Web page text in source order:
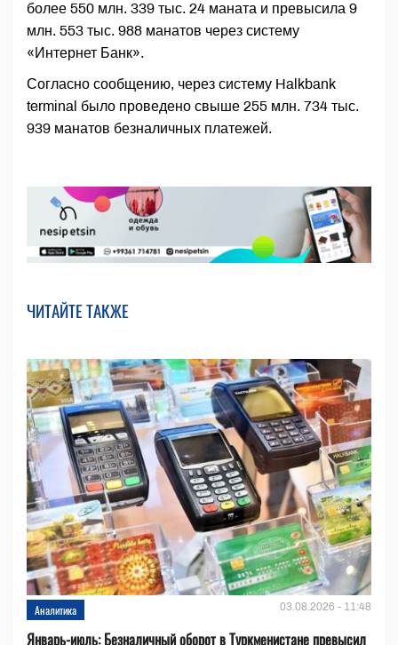
более 550 млн. 339 тыс. 24 маната и превысила 9
млн. 553 тыс. 988 манатов через систему
«Интернет Банк».
Согласно сообщению, через систему Halkbank
terminal было проведено свыше 255 млн. 734 тыс.
939 манатов безналичных платежей.
ЧИТАЙТЕ ТАКЖЕ
Аналитика 03.08.2026 - 11:48
Январь-июль: Безналичный оборот в Туркменистане превысил